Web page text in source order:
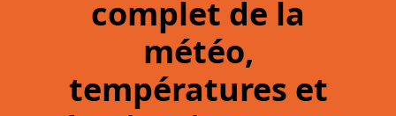
complet de la
météo,
températures et